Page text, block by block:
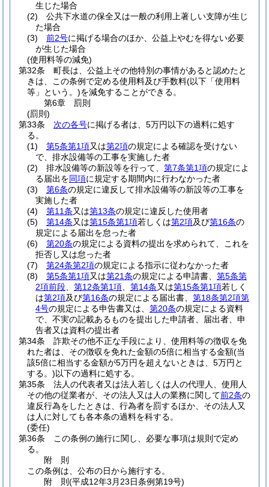
生じた場合
(2)
公共下水道の保全又は一般の利用上著しい支障が生じ
た場合
(3)
前2号に掲げる場合のほか、公益上やむを得ない必要
が生じた場合
(使用料等の減免)
第32条
町長は、公益上その他特別の事情があると認めたと
きは、この条例で定める使用料及び手数料(以下「使用料
等」という。)を減免することができる。
第6章
罰則
(罰則)
第33条
次の各号に掲げる者は、5万円以下の過料に処す
る。
(1)
第5条第1項又は第2項の規定による確認を受けない
で、排水設備等の工事を実施した者
(2)
排水設備等の新設等を行って、 第7条第1項の規定によ
る届出を同項に規定する期間内に行わなかった者
(3)
第6条の規定に違反して排水設備等の新設等の工事を
実施した者
(4)
第11条又は第13条の規定に違反した使用者
(5)
第14条又は第15条第1項若しくは第2項及び第16条の
規定による届出を怠った者
(6)
第20条の規定による資料の提出を求められて、これを
拒否し又は怠った者
(7)
第24条第2項の規定による指示に従わなかった者
(8)
第5条第1項又は第21条の規定による申請書、 第5条第
2項前段
第12条第1項 第14条又は第15条第1項若しく
は第2項及び第16条の規定による届出書、 第18条第2項第
4号の規定による申告書又は、 第20条の規定による資料
で、不実の記載あるものを提出した申請者、届出者、申
告者又は資料の提出者
第34条
詐欺その他不正な手段により、使用料等の徴収を免
れた者は、その徴収を免れた金額の5倍に相当する金額(当
該5倍に相当する金額が5万円を超えないときは、5万円と
する。)以下の過料に処する。
第35条
法人の代表者又は法人若しくは人の代理人、使用人
その他の従業者が、その法人又は人の業務に関して前2条の
違反行為をしたときは、行為者を罰するほか、その法人又
は人に対しても各本条の過料を科する。
(委任)
第36条
この条例の施行に関し、必要な事項は規則で定め
る。
附 則
この条例は、公布の日から施行する。
附 則(平成12年3月23日条例第19号)